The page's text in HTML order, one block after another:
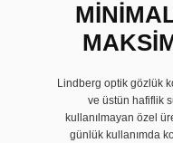
Lindberg optik gözlük
ve üstün hafiflik
kullanılmayan özel
günlük kullanımda